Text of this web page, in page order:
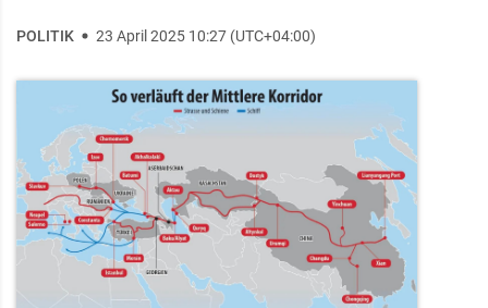
POLITIK 23 April 2025 10:27 (UTC+04:00)